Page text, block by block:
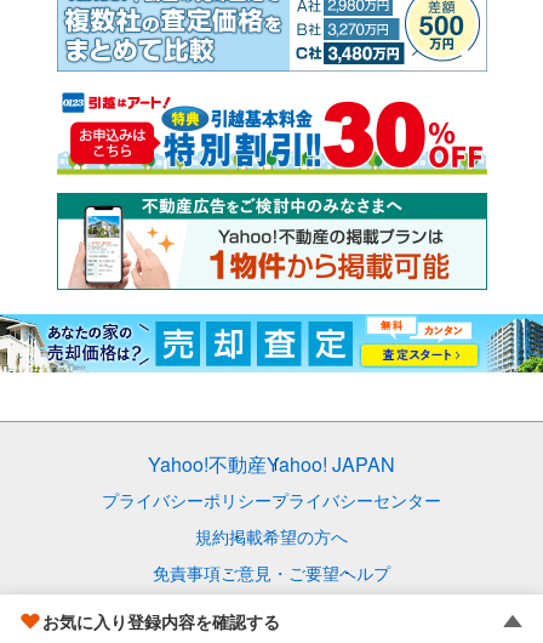
お気に入り登録内容を確認する
Yahoo!不動産Yahoo! JAPAN
プライバシーポリシープライバシーセンター
規約掲載希望の方へ
免責事項ご意見・ご要望ヘルプ
© LY Corporation